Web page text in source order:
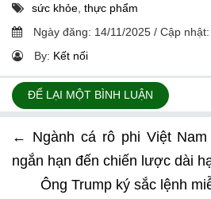
sức khỏe thực phẩm
Ngày đăng: 14/11/2025 / Cập nhật:
By: Kết nối
ĐỂ LẠI MỘT BÌNH LUẬN
← Ngành cá rô phi Việt
ngắn hạn đến chiến lược dài
Ông Trump ký sắc lệnh